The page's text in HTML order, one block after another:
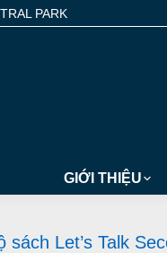
PARK
GIỚI THIỆU
sách Let’s Talk